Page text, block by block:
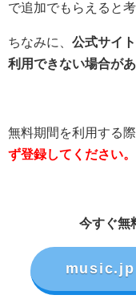
で追加でもらえると
ちなみに、 公式サイ
利用できない場合があ
無料期間を利用する
ず登録してください。
今すぐ無
music.jp